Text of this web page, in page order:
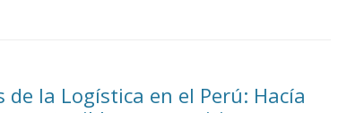
la Logística en el Perú: Hacía